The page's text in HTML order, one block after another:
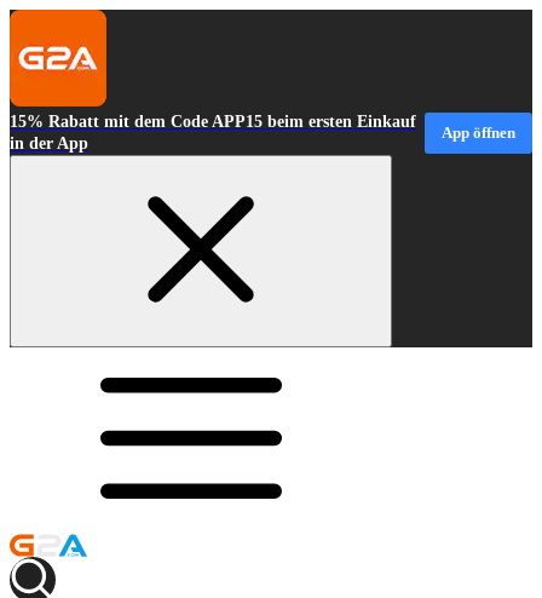
15% Rabatt mit dem Code APP15 beim ersten Einkauf
in der App
App öffnen